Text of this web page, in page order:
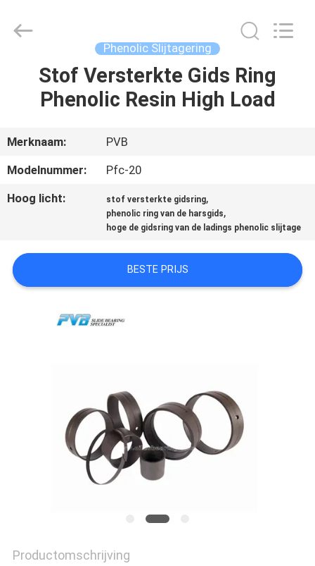
THUIS
VIDEO'S
VR-
OVER
KWALITEITSCONTROLE
CONTACT
Bearing
Co.,Ltd.
Phenolic Slijtagering
Stof Versterkte Gids Ring
Phenolic Resin High Load
Merknaam:
PVB
Modelnummer:
Pfc-20
Hoog licht:
stof versterkte gidsring,
phenolic ring van de harsgids,
hoge de gidsring van de ladings phenolic slijtage
BESTE PRIJS
Productomschrijving